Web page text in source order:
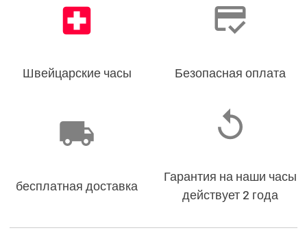
Швейцарские часы Безопасная оплата
бесплатная доставка
Гарантия на наши часы
действует 2 года